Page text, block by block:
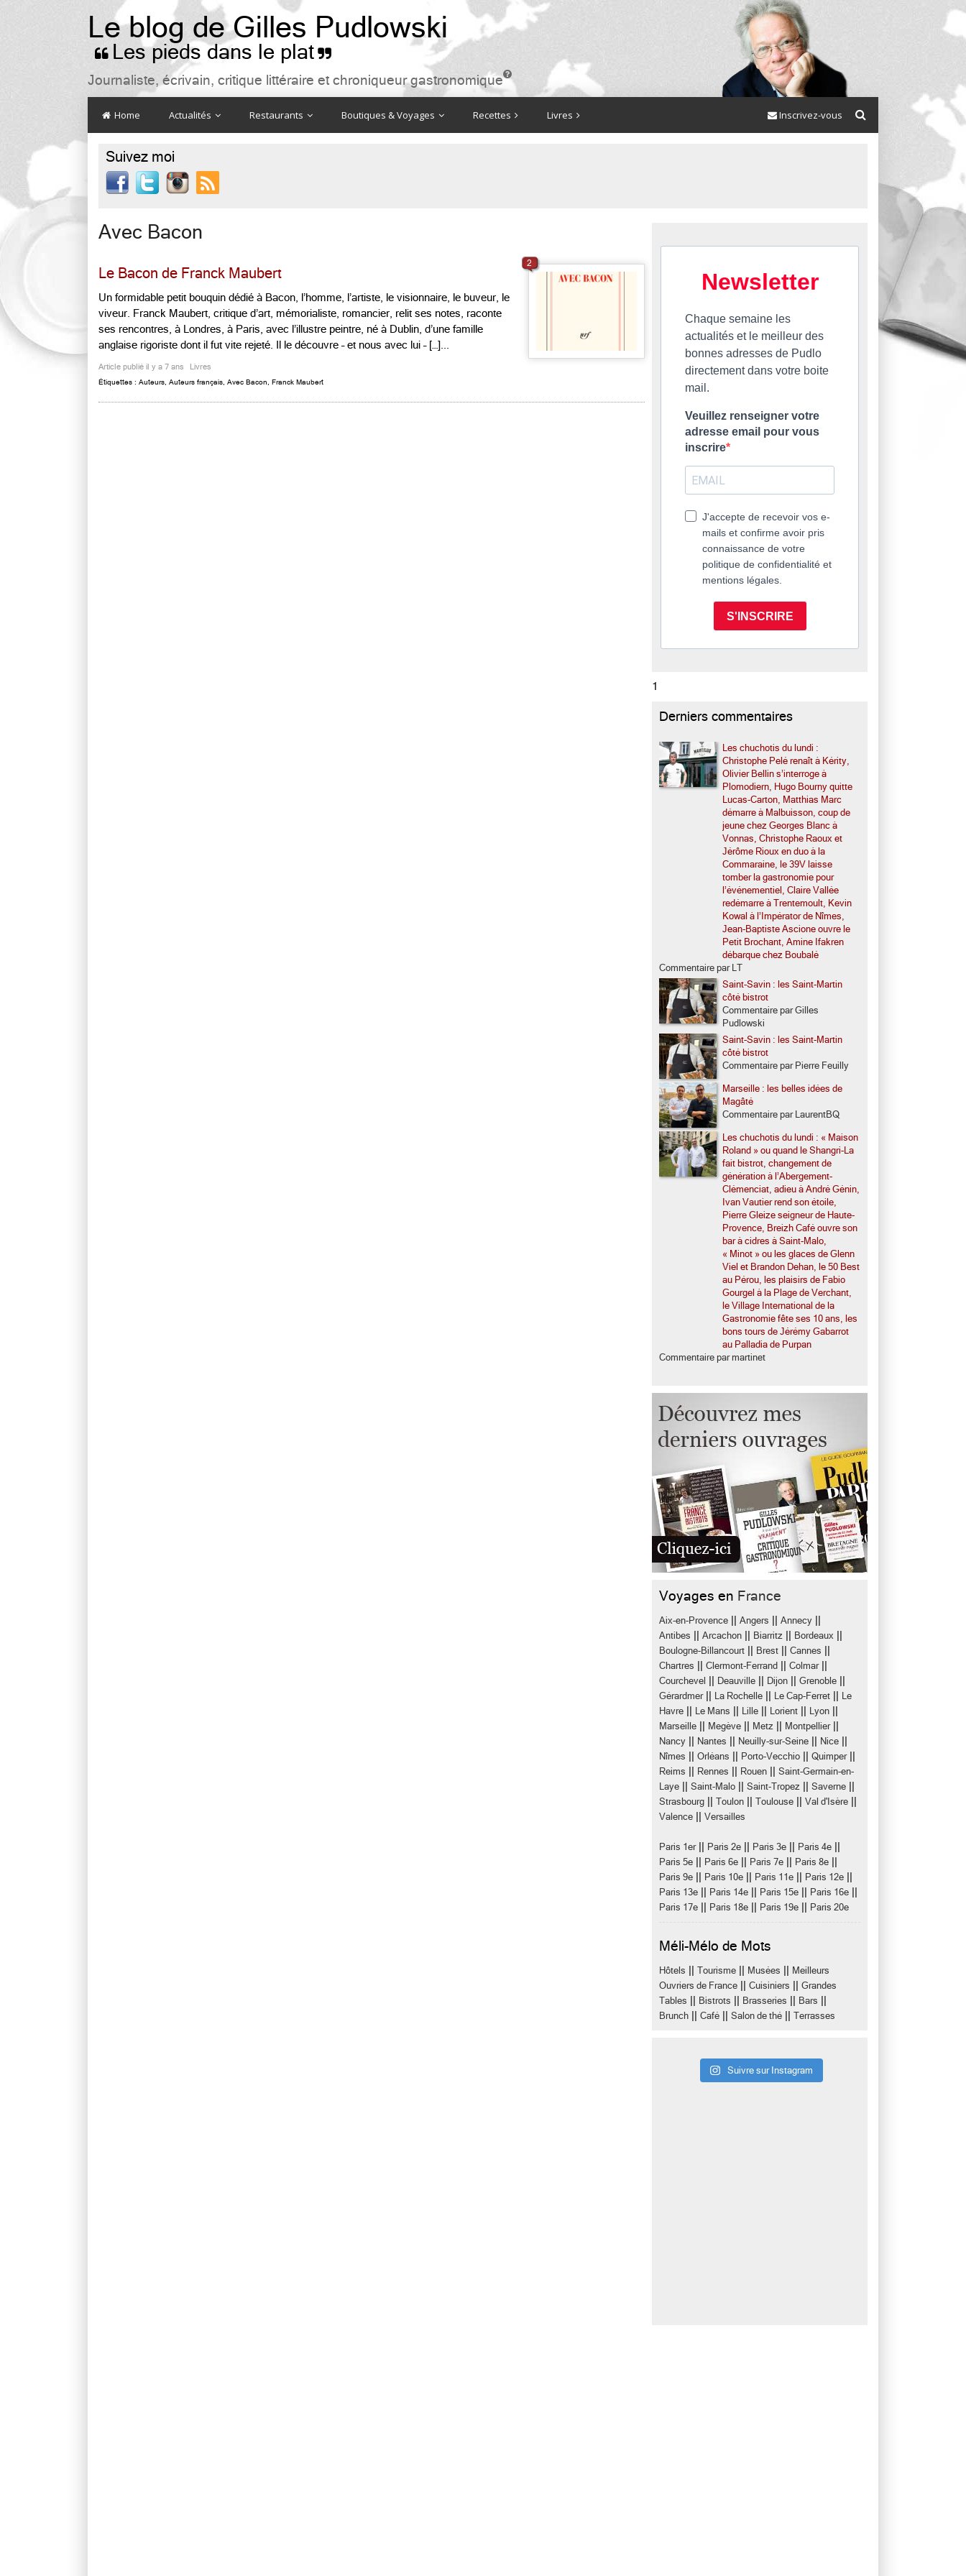
Le blog de Gilles Pudlowski
 Les pieds dans le plat 
Journaliste, écrivain, critique littéraire et chroniqueur gastronomique

Home Actualités Restaurants Boutiques & Voyages Recettes Livres Inscrivez-vous
Suivez moi

Avec Bacon
Le Bacon de Franck Maubert
Un formidable petit bouquin dédié à Bacon, l’homme, l’artiste, le visionnaire, le buveur, le
viveur. Franck Maubert, critique d’art, mémorialiste, romancier, relit ses notes, raconte
ses rencontres, à Londres, à Paris, avec l’illustre peintre, né à Dublin, d’une famille
anglaise rigoriste dont il fut vite rejeté. Il le découvre – et nous avec lui – […]...
Article publié il y a 7 ans Livres
Étiquettes : Auteurs Auteurs français Avec Bacon Franck Maubert
2
Newsletter
Chaque semaine les
actualités et le meilleur des
bonnes adresses de Pudlo
directement dans votre boite
mail.
Veuillez renseigner votre
adresse email pour vous
inscrire
J'accepte de recevoir vos e-
mails et confirme avoir pris
connaissance de votre
politique de confidentialité et
mentions légales.
S'INSCRIRE
1
Derniers commentaires
Les chuchotis du lundi :
Christophe Pelé renaît à Kérity,
Olivier Bellin s’interroge à
Plomodiern, Hugo Bourny quitte
Lucas-Carton, Matthias Marc
démarre à Malbuisson, coup de
jeune chez Georges Blanc à
Vonnas, Christophe Raoux et
Jérôme Rioux en duo à la
Commaraine, le 39V laisse
tomber la gastronomie pour
l’événementiel, Claire Vallée
redémarre à Trentemoult, Kevin
Kowal à l’Impérator de Nîmes,
Jean-Baptiste Ascione ouvre le
Petit Brochant, Amine Ifakren
débarque chez Boubalé
Commentaire par LT
Saint-Savin : les Saint-Martin
côté bistrot
Commentaire par Gilles
Pudlowski
Saint-Savin : les Saint-Martin
côté bistrot
Commentaire par Pierre Feuilly
Marseille : les belles idées de
Magâté
Commentaire par LaurentBQ
Les chuchotis du lundi : « Maison
Roland » ou quand le Shangri-La
fait bistrot, changement de
génération à l’Abergement-
Clémenciat, adieu à André Génin,
Ivan Vautier rend son étoile,
Pierre Gleize seigneur de Haute-
Provence, Breizh Café ouvre son
bar à cidres à Saint-Malo,
« Minot » ou les glaces de Glenn
Viel et Brandon Dehan, le 50 Best
au Pérou, les plaisirs de Fabio
Gourgel à la Plage de Verchant,
le Village International de la
Gastronomie fête ses 10 ans, les
bons tours de Jérémy Gabarrot
au Palladia de Purpan
Commentaire par martinet
Voyages en France
Aix-en-Provence Angers Annecy
Antibes Arcachon Biarritz Bordeaux
Boulogne-Billancourt Brest Cannes
Chartres Clermont-Ferrand Colmar||
Courchevel Deauville Dijon Grenoble
Gérardmer|| La Rochelle Le Cap-Ferret
Le
Havre
Le Mans Lille Lorient Lyon
Marseille Megève Metz Montpellier||
Nancy Nantes Neuilly-sur-Seine Nice
Nîmes Orléans Porto-Vecchio Quimper||
Reims Rennes Rouen
Saint-Germain-en-
Laye
Saint-Malo Saint-Tropez Saverne
Strasbourg Toulon Toulouse Val d'Isère
Valence Versailles
Paris 1er|| Paris 2e Paris 3e Paris 4e
Paris 5e Paris 6e Paris 7e Paris 8e
Paris 9e Paris 10e Paris 11e Paris 12e
Paris 13e Paris 14e Paris 15e Paris 16e
Paris 17e Paris 18e Paris 19e Paris 20e
Méli-Mélo de Mots
Hôtels Tourisme Musées
Meilleurs
Ouvriers de France
Cuisiniers
Grandes
Tables
Bistrots Brasseries Bars
Brunch Café Salon de thé Terrasses
Suivre sur Instagram